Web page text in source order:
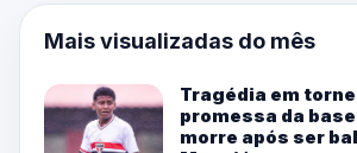
Mais visualizadas do mês
Tragédia em
promessa da
morre após ser